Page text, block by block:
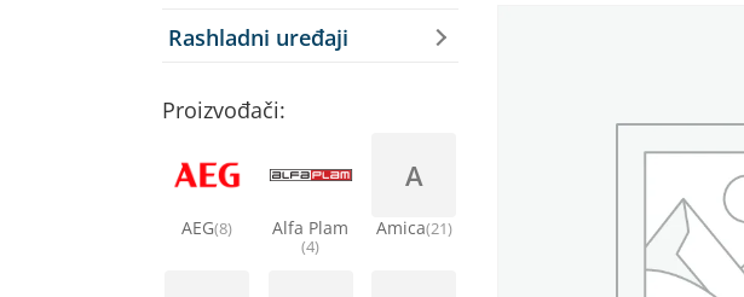
Rashladni uređaji
Proizvođači:
AEG(8) Alfa Plam
(4)
A
Amica(21)